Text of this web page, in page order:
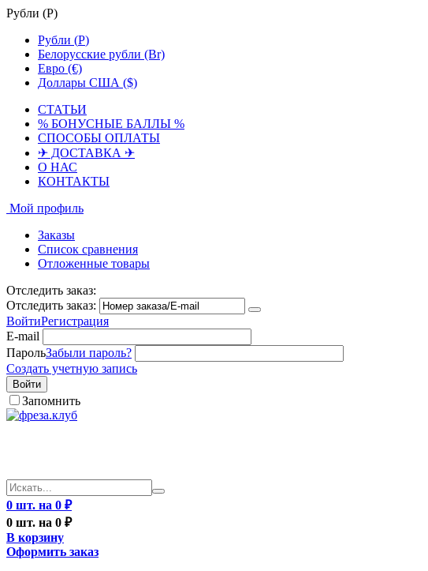
Рубли (Р)
Рубли (Р)
Белорусские рубли (Br)
Евро (€)
Доллары США ($)
СТАТЬИ
% БОНУСНЫЕ БАЛЛЫ %
СПОСОБЫ ОПЛАТЫ
✈ ДОСТАВКА ✈
О НАС
КОНТАКТЫ
Мой профиль
Заказы
Список сравнения
Отложенные товары
Отследить заказ:
Отследить заказ:
ВойтиРегистрация
E-mail
ПарольЗабыли пароль?
Создать учетную запись
Войти
Запомнить
0 шт. на 0 ₽
0 шт. на 0 ₽
В корзину
Оформить заказ